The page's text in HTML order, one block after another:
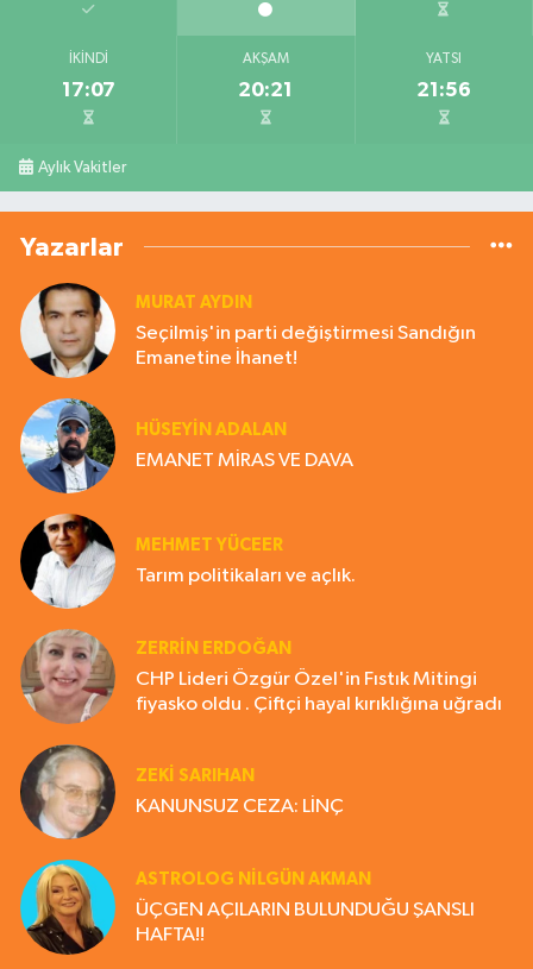
İKINDI
17:07
AKŞAM
20:21
YATSI
21:56
Aylık Vakitler
Yazarlar
MURAT AYDIN
Seçilmiş'in parti değiştirmesi Sandığın
Emanetine İhanet!
HÜSEYIN ADALAN
EMANET MİRAS VE DAVA
MEHMET YÜCEER
Tarım politikaları ve açlık.
ZERRIN ERDOĞAN
CHP Lideri Özgür Özel'in Fıstık Mitingi
fiyasko oldu . Çiftçi hayal kırıklığına uğradı
ZEKI SARIHAN
KANUNSUZ CEZA: LİNÇ
ASTROLOG NILGÜN AKMAN
ÜÇGEN AÇILARIN BULUNDUĞU ŞANSLI
HAFTA!!